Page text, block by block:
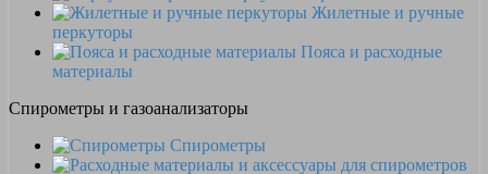
Жилетные и ручные
перкуторы
Пояса и расходные
материалы
Спирометры и газоанализаторы
Спирометры